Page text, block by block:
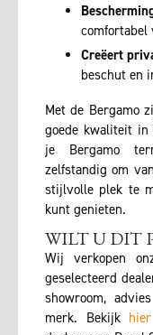
Creëert
beschut en
Met de Bergamo
goede kwaliteit in
je Bergamo
zelfstandig om
stijlvolle plek te
kunt genieten.
WILT U DIT
Wij verkopen
geselecteerd
showroom,
merk. Bekijk hier